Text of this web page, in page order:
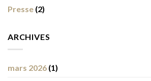
Presse (2)
ARCHIVES
mars 2026 (1)